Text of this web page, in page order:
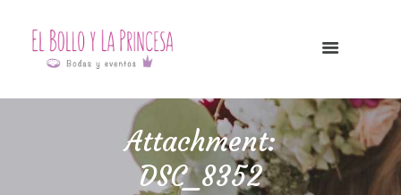
Attachment:
DSC_8352